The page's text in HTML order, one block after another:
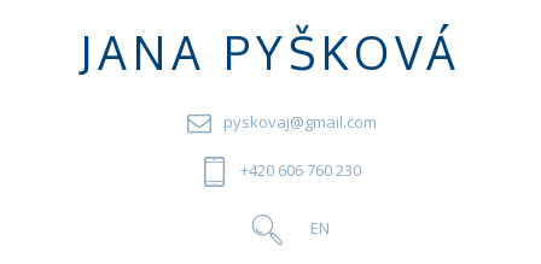
JANA PYŠKOVÁ
pyskovaj@gmail.com
+420 606 760 230